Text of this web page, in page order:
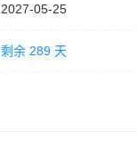
2027-05-25
剩余 289 天